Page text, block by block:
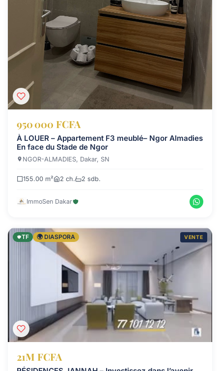
950 000 FCFA
À LOUER – Appartement F3 meublé– Ngor Almadies
En face du Stade de Ngor
NGOR-ALMADIES, Dakar, SN
155.00 m² 2 ch. 2 sdb.
ImmoSen Dakar
TF 🌍 DIASPORA VENTE
21M FCFA